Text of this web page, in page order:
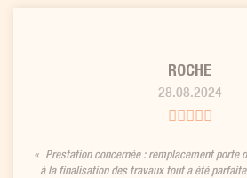
ROCHE
28.08.2024
Prestation concernée : remplacement porte
à la finalisation des travaux tout a été